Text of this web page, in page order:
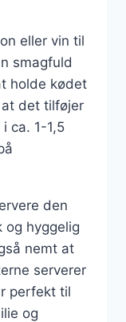
eller vin til
smagfuld
holde kødet
det tilføjer
ca. 1-1,5
den
og hyggelig
nemt at
serverer
perfekt til
og